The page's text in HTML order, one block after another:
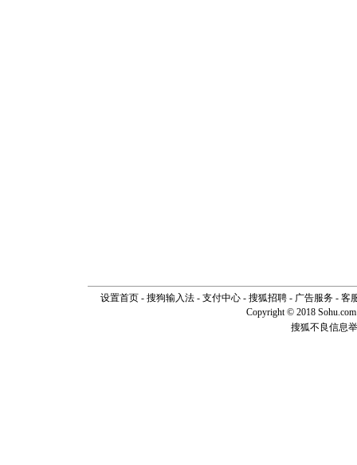
设置首页- 搜狗输入法- 支付中心- 搜狐招聘- 广告服务- 客
Copyright © 2018
搜狐不良信息